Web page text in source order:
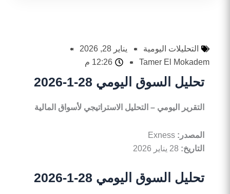
التحليلات اليومية
يناير 28, 2026
Tamer El Mokadem
12:26 م
تحليل السوق اليومي 28-1-2026
التقرير اليومي – التحليل الاستراتيجي لأسواق المالية
المصدر :
التاريخ:
تحليل السوق اليومي 28-1-2026